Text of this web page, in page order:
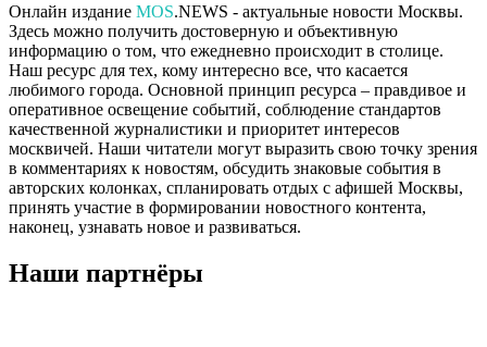
Онлайн издание MOS.NEWS - актуальные новости Москвы.
Здесь можно получить достоверную и объективную
информацию о том, что ежедневно происходит в столице.
Наш ресурс для тех, кому интересно все, что касается
любимого города. Основной принцип ресурса – правдивое и
оперативное освещение событий, соблюдение стандартов
качественной журналистики и приоритет интересов
москвичей. Наши читатели могут выразить свою точку зрения
в комментариях к новостям, обсудить знаковые события в
авторских колонках, спланировать отдых с афишей Москвы,
принять участие в формировании новостного контента,
наконец, узнавать новое и развиваться.
Наши партнёры